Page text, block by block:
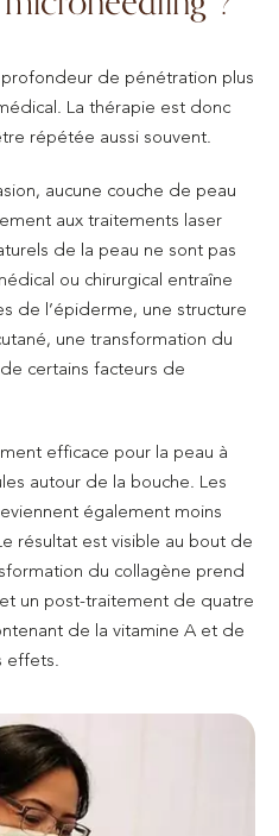
de pénétration plus
La thérapie est donc
répétée aussi souvent.
aucune couche de peau
aux traitements laser
de la peau ne sont pas
ou chirurgical entraîne
de l’épiderme, une structure
une transformation du
certains facteurs de
efficace pour la peau à
autour de la bouche. Les
également moins
résultat est visible au bout de
du collagène prend
un post-traitement de quatre
de la vitamine A et de
effets.